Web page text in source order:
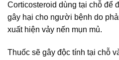
Corticosteroid dùng tại chỗ để
gây hại cho người bệnh do
xuất hiện vảy nến mụn mủ.
Thuốc sẽ gây độc tính tại chỗ